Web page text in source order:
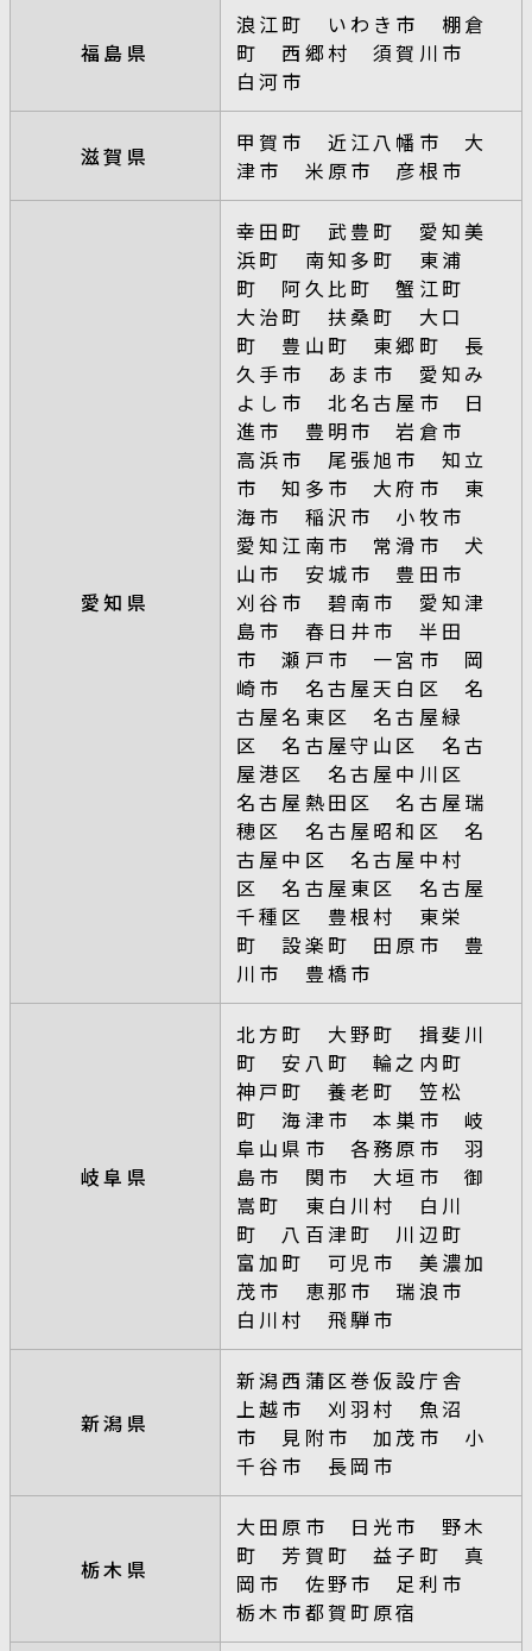
福島県
浪江町 いわき市 棚倉
町 西郷村 須賀川市
白河市
滋賀県
甲賀市 近江八幡市 大
津市 米原市 彦根市
愛知県
幸田町 武豊町 愛知美
浜町 南知多町 東浦
町 阿久比町 蟹江町
大治町 扶桑町 大口
町 豊山町 東郷町 長
久手市 あま市 愛知み
よし市 北名古屋市 日
進市 豊明市 岩倉市
高浜市 尾張旭市 知立
市 知多市 大府市 東
海市 稲沢市 小牧市
愛知江南市 常滑市 犬
山市 安城市 豊田市
刈谷市 碧南市 愛知津
島市 春日井市 半田
市 瀬戸市 一宮市 岡
崎市 名古屋天白区 名
古屋名東区 名古屋緑
区 名古屋守山区 名古
屋港区 名古屋中川区
名古屋熱田区 名古屋瑞
穂区 名古屋昭和区 名
古屋中区 名古屋中村
区 名古屋東区 名古屋
千種区 豊根村 東栄
町 設楽町 田原市 豊
川市 豊橋市
岐阜県
北方町 大野町 揖斐川
町 安八町 輪之内町
神戸町 養老町 笠松
町 海津市 本巣市 岐
阜山県市 各務原市 羽
島市 関市 大垣市 御
嵩町 東白川村 白川
町 八百津町 川辺町
富加町 可児市 美濃加
茂市 恵那市 瑞浪市
白川村 飛騨市
新潟県
新潟西蒲区巻仮設庁舎
上越市 刈羽村 魚沼
市 見附市 加茂市 小
千谷市 長岡市
栃木県
大田原市 日光市 野木
町 芳賀町 益子町 真
岡市 佐野市 足利市
栃木市都賀町原宿